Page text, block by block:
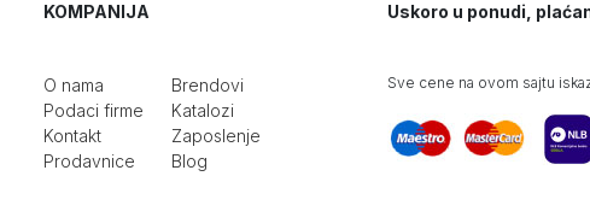
KOMPANIJA
O nama
Podaci firme
Kontakt
Prodavnice
Brendovi
Katalozi
Zaposlenje
Blog
Uskoro u ponudi,
Sve cene na ovom sajtu